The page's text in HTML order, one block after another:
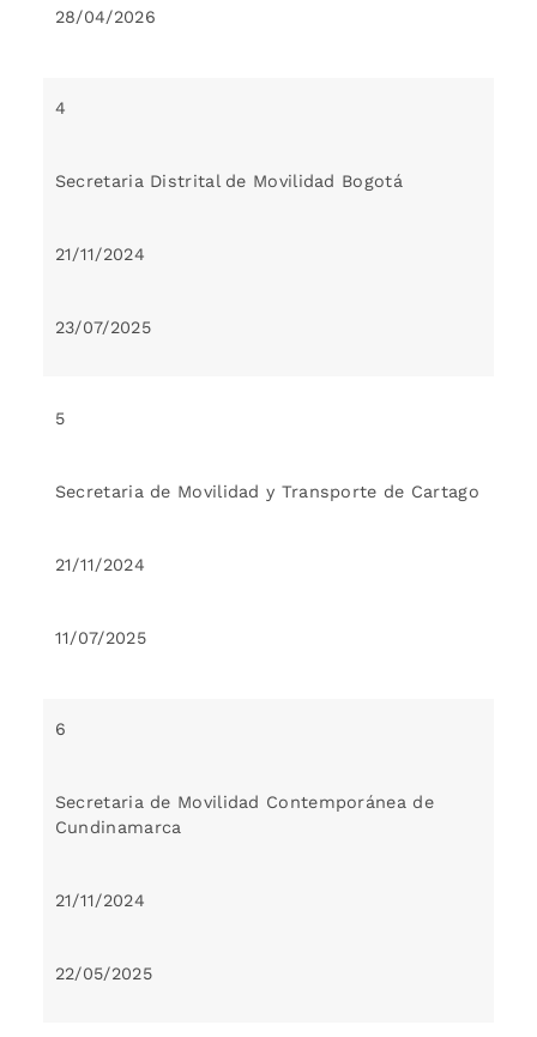
28/04/2026
4
Secretaria Distrital de Movilidad Bogotá
21/11/2024
23/07/2025
5
Secretaria de Movilidad y Transporte de Cartago
21/11/2024
11/07/2025
6
Secretaria de Movilidad Contemporánea de
Cundinamarca
21/11/2024
22/05/2025